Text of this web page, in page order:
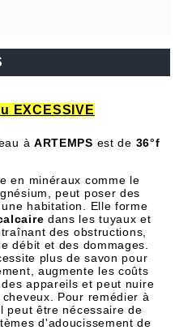
EXCESSIVE
à ARTEMPS est de 36°f
en minéraux comme le
peut poser des
habitation. Elle forme
dans les tuyaux et
des obstructions,
débit et des dommages.
plus de savon pour
augmente les coûts
appareils et peut nuire
Pour remédier à
peut être nécessaire de
d'adoucissement de